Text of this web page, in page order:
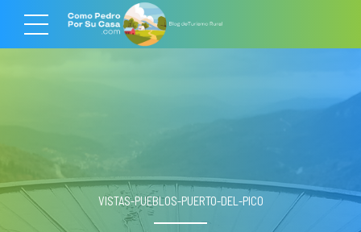
VISTAS-PUEBLOS-PUERTO-DEL-PICO